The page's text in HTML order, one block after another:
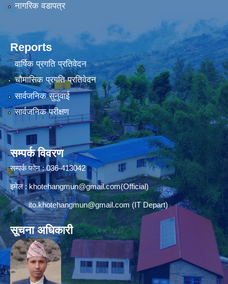
नागरिक वडापत्र
Reports
वार्षिक प्रगति प्रतिवेदन
चौमासिक प्रगति प्रतिवेदन
सार्वजनिक सुनुवाई
सार्वजनिक परीक्षण
सम्पर्क विवरण
सम्पर्क फोन : 036-413042
इमेल :khotehangmun@gmail.com(Official)
ito.khotehangmun@gmail.com(IT Depart)
सूचना अधिकारी